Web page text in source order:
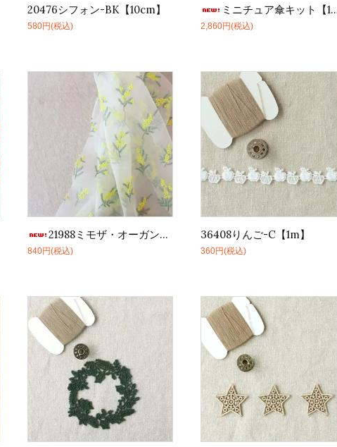
20476シフォン-BK【10cm】
580円(税込)
ミニチュア傘キット【1セット】
2,860円(税込)
21988ミモザ・オーガンジーLY【10cm】
840円(税込)
36408りんご-C【1m】
360円(税込)